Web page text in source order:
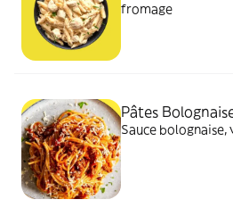
fromage
Pâtes
Sauce